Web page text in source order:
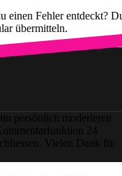
einen Fehler entdeckt?
übermitteln.
persönlich moderieren
24
Vielen Dank für